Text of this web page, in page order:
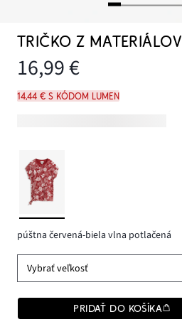
TRIČKO Z
16,99 €
14,44 € s kódom LUMEN
púštna červená-biela vlna potlačená
Vybrať veľkosť
PRIDAŤ DO KOŠÍKA